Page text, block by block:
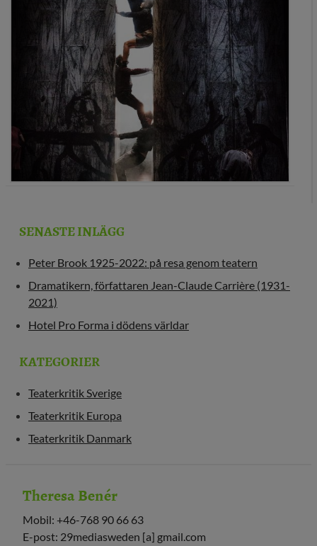
SENASTE INLÄGG
Peter Brook 1925-2022: på resa genom teatern
Dramatikern, författaren Jean-Claude Carrière (1931-
2021)
Hotel Pro Forma i dödens världar
KATEGORIER
Teaterkritik Sverige
Teaterkritik Europa
Teaterkritik Danmark
Theresa Benér
Mobil: +46-768 90 66 63
E-post: 29mediasweden [a] gmail.com